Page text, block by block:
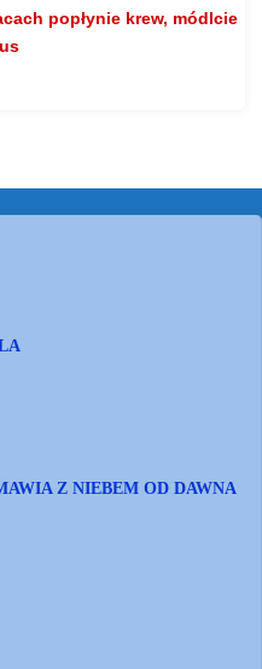
popłynie krew, módlcie
Z NIEBEM OD DAWNA